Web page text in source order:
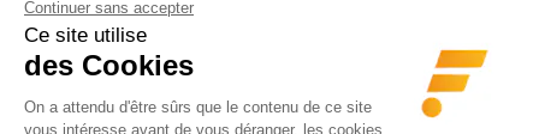
prêle aide à renforcer la fibre.
Myrtille – un soutien ciblé pour le cuir chevelu
Elle favorise la microcirculation, essentielle à la
bonne nutrition du follicule pileux.